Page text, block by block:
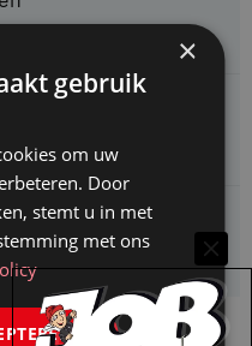
×
gebruik
om uw
Door
stemt u in met
met ons